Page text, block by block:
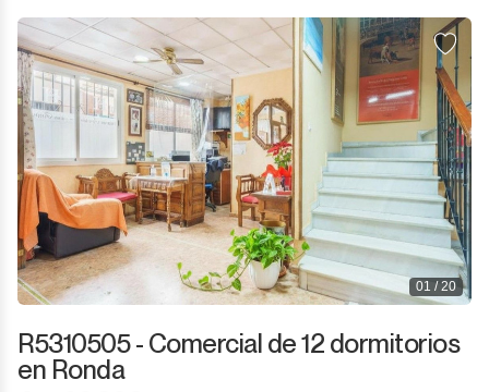
01 / 20
R5310505 - Comercial de 12 dormitorios
en Ronda